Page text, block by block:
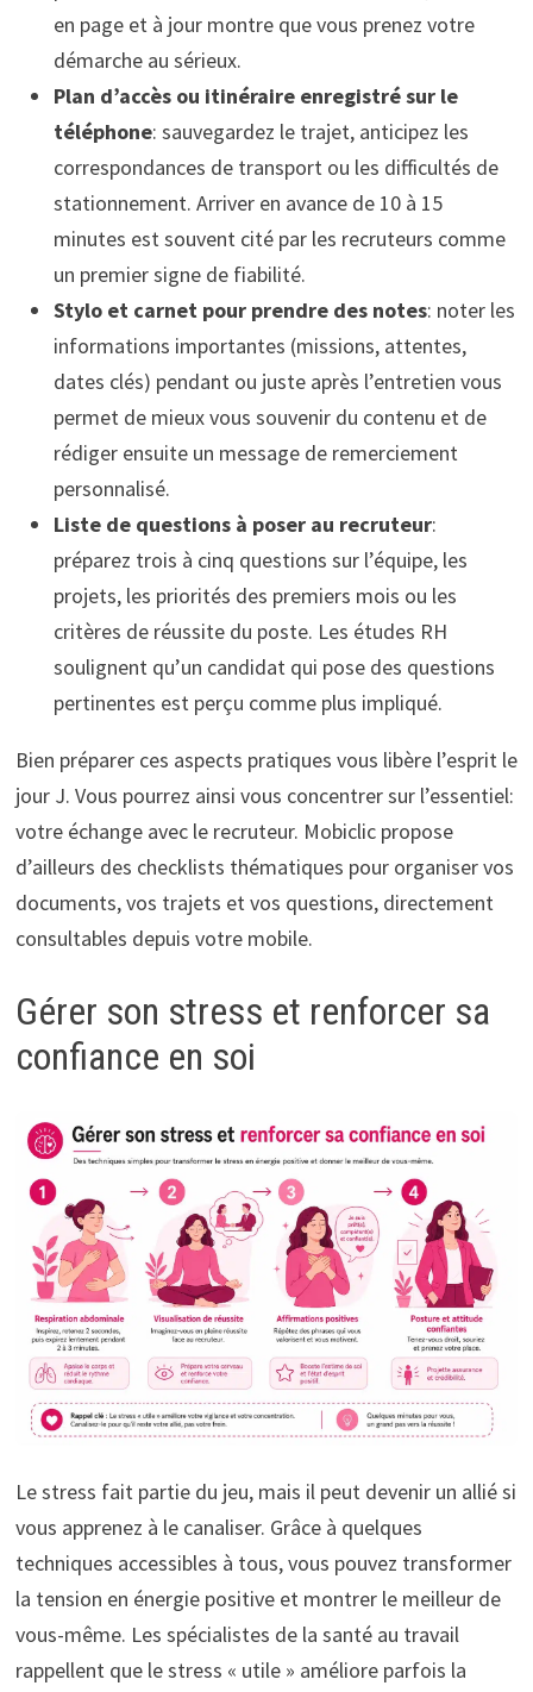
en page et à jour montre que vous prenez votre
démarche au sérieux.
Plan d’accès ou itinéraire enregistré sur le
téléphone: sauvegardez le trajet, anticipez les
correspondances de transport ou les difficultés de
stationnement. Arriver en avance de 10 à 15
minutes est souvent cité par les recruteurs comme
un premier signe de fiabilité.
Stylo et carnet pour prendre des notes: noter les
informations importantes (missions, attentes,
dates clés) pendant ou juste après l’entretien vous
permet de mieux vous souvenir du contenu et de
rédiger ensuite un message de remerciement
personnalisé.
Liste de questions à poser au recruteur:
préparez trois à cinq questions sur l’équipe, les
projets, les priorités des premiers mois ou les
critères de réussite du poste. Les études RH
soulignent qu’un candidat qui pose des questions
pertinentes est perçu comme plus impliqué.
Bien préparer ces aspects pratiques vous libère l’esprit le
jour J. Vous pourrez ainsi vous concentrer sur l’essentiel:
votre échange avec le recruteur. Mobiclic propose
d’ailleurs des checklists thématiques pour organiser vos
documents, vos trajets et vos questions, directement
consultables depuis votre mobile.
Gérer son stress et renforcer sa
confiance en soi
Le stress fait partie du jeu, mais il peut devenir un allié si
vous apprenez à le canaliser. Grâce à quelques
techniques accessibles à tous, vous pouvez transformer
la tension en énergie positive et montrer le meilleur de
vous-même. Les spécialistes de la santé au travail
rappellent que le stress « utile » améliore parfois la